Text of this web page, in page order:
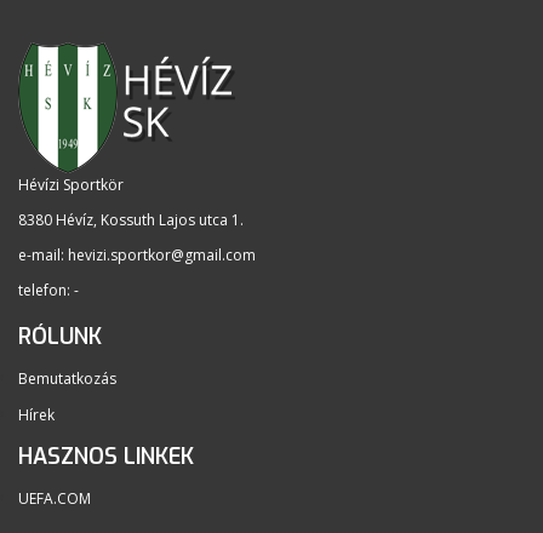
Hévízi Sportkör
8380 Hévíz, Kossuth Lajos utca 1 .
e-mail: hevizi.sportkor@gmail.com
telefon: -
RÓLUNK
Bemutatkozás
Hírek
HASZNOS LINKEK
UEFA.COM